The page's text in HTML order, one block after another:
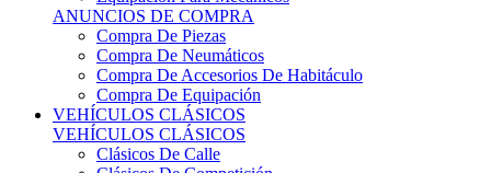
Compra De Piezas
Compra De Neumáticos
Compra De Accesorios De Habitáculo
Compra De Equipación
VEHÍCULOS CLÁSICOS
VEHÍCULOS CLÁSICOS
Clásicos De Calle
Clásicos De Competición
Motores